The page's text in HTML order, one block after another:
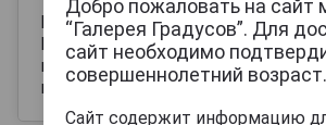
Мягкий, веселый, с приятным
Входит в тройку моих
испанских коньяков, вместе с
и Gran Duque d'Alba.
Добро пожаловать на сайт
“Галерея Градусов”. Для
сайт необходимо
совершеннолетний возраст.
Сайт содержит информацию